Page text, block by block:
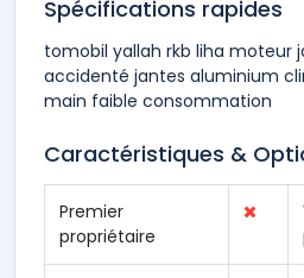
Spécifications rapides
tomobil yallah rkb liha moteur
accidenté jantes aluminium
main faible consommation
Caractéristiques &
Premier
propriétaire